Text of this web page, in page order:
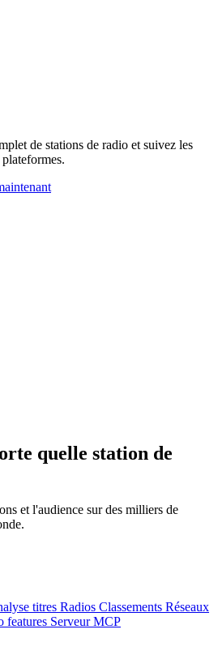
de stations de radio et suivez les
quelle station de
et l'audience sur des milliers de
titres Radios Classements Réseaux
features Serveur MCP